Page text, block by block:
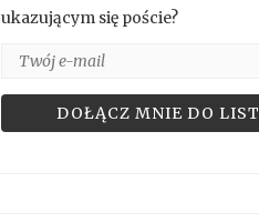
ukazującym się poście?